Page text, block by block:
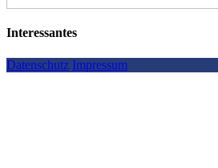
Interessantes
Datenschutz Impressum